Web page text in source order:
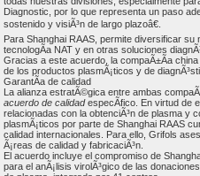
Diagnostic, por lo que representa un paso
sostenido y visiÃ³n de largo plazoâ€.
Para Shanghai RAAS, permite diversificar su
tecnologÃ­a NAT y en otras soluciones
Gracias a este acuerdo, la compaÃ±Ã­a
de los productos plasmÃ¡ticos y de
GarantÃ­a de calidad
La alianza estratÃ©gica entre ambas
acuerdo de calidadespecÃ­fico. En virtud de
relacionadas con la obtenciÃ³n de plasma y
plasmÃ¡ticos por parte de Shanghai RAAS
calidad internacionales. Para ello, Grifols
Ã¡reas de calidad y fabricaciÃ³n.
El acuerdo incluye el compromiso de
para el anÃ¡lisis virolÃ³gico de las